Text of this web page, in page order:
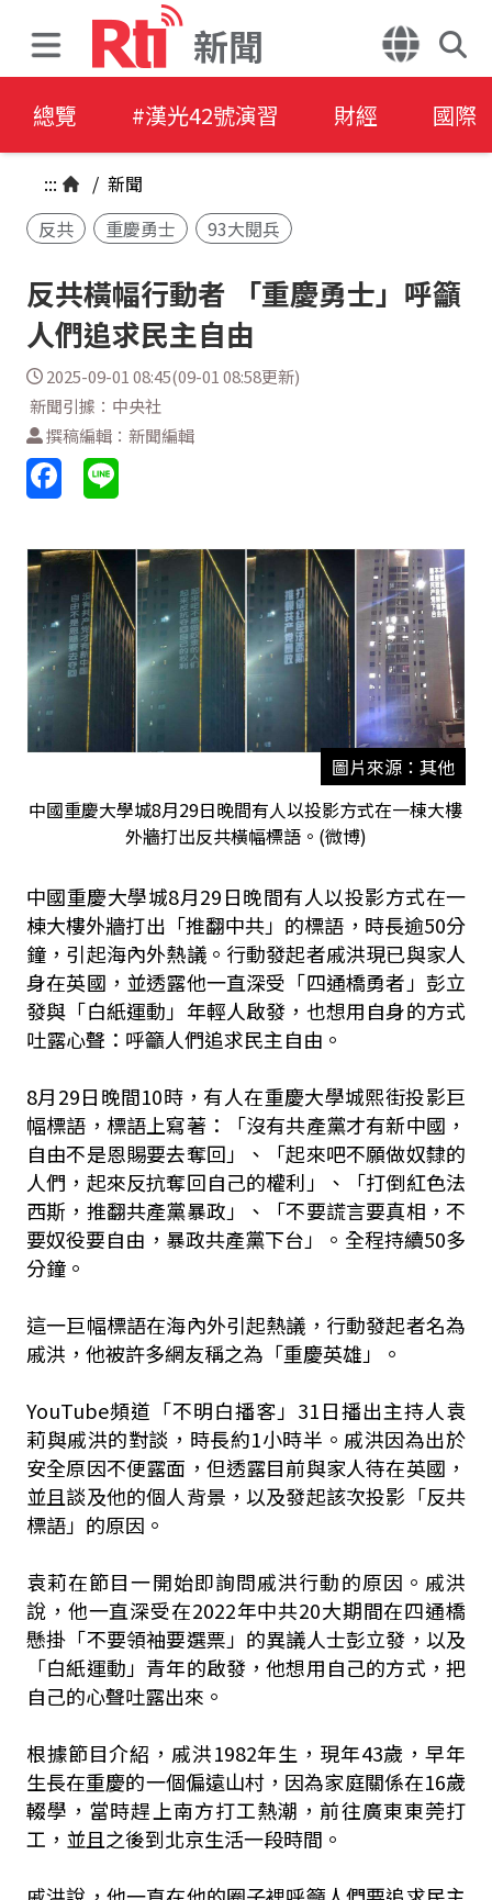
新聞
總覽 #漢光42號演習 財經 國際
::: / 新聞
反共
重慶勇士 93大閱兵
反共橫幅行動者 「重慶勇士」呼籲
人們追求民主自由
2025-09-01 08:45(09-01 08:58更新)
新聞引據：中央社
撰稿編輯：新聞編輯
圖片來源：其他
中國重慶大學城8月29日晚間有人以投影方式在一棟大樓
外牆打出反共橫幅標語。(微博)
中國重慶大學城8月29日晚間有人以投影方式在一
棟大樓外牆打出「推翻中共」的標語，時長逾50分
鐘，引起海內外熱議。行動發起者戚洪現已與家人
身在英國，並透露他一直深受「四通橋勇者」彭立
發與「白紙運動」年輕人啟發，也想用自身的方式
吐露心聲：呼籲人們追求民主自由。
8月29日晚間10時，有人在重慶大學城熙街投影巨
幅標語，標語上寫著：「沒有共產黨才有新中國，
自由不是恩賜要去奪回」、「起來吧不願做奴隸的
人們，起來反抗奪回自己的權利」、「打倒紅色法
西斯，推翻共產黨暴政」、「不要謊言要真相，不
要奴役要自由，暴政共產黨下台」。全程持續50多
分鐘。
這一巨幅標語在海內外引起熱議，行動發起者名為
戚洪，他被許多網友稱之為「重慶英雄」。
YouTube頻道「不明白播客」31日播出主持人袁
莉與戚洪的對談，時長約1小時半。戚洪因為出於
安全原因不便露面，但透露目前與家人待在英國，
並且談及他的個人背景，以及發起該次投影「反共
標語」的原因。
袁莉在節目一開始即詢問戚洪行動的原因。戚洪
說，他一直深受在2022年中共20大期間在四通橋
懸掛「不要領袖要選票」的異議人士彭立發，以及
「白紙運動」青年的啟發，他想用自己的方式，把
自己的心聲吐露出來。
根據節目介紹，戚洪1982年生，現年43歲，早年
生長在重慶的一個偏遠山村，因為家庭關係在16歲
輟學，當時趕上南方打工熱潮，前往廣東東莞打
工，並且之後到北京生活一段時間。